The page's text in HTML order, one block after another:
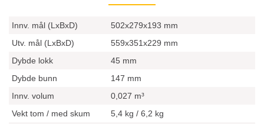
Innv. mål (LxBxD)
502x279x193 mm
Utv. mål (LxBxD)
559x351x229 mm
Dybde lokk
45 mm
Dybde bunn
147 mm
Innv. volum
0,027 m³
Vekt tom / med skum
5,4 kg / 6,2 kg